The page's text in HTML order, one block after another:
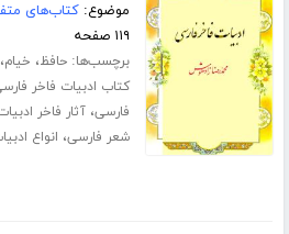
موضوع:کتاب‌های
۱۱۹ صفحه
برچسب‌ها:حافظ، خیام،
کتاب ادبیات فاخر
فارسی،آثار فاخر
شعر فارسی، انواع